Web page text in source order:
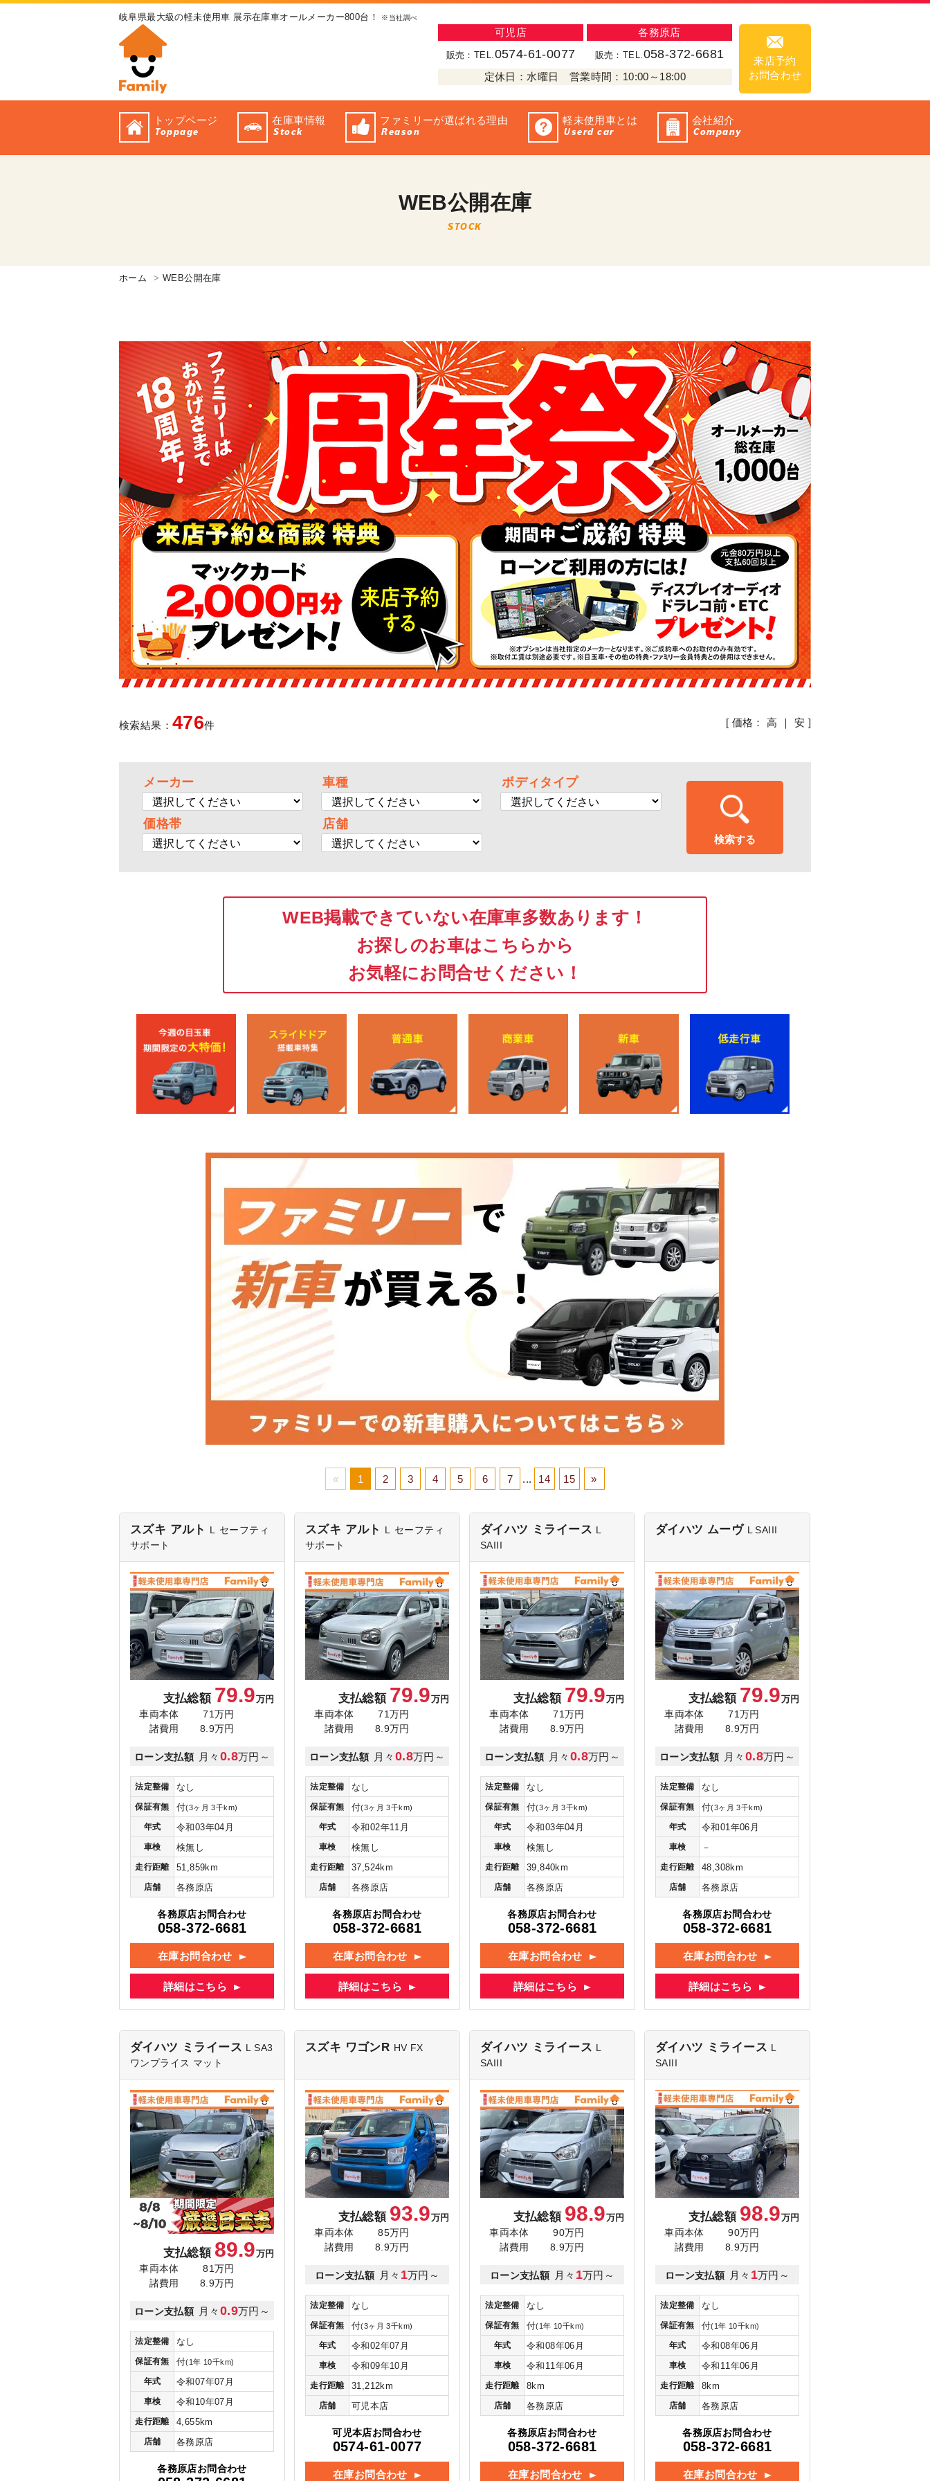
岐阜県最大級の軽未使用車 展示在庫車オールメーカー800台！ ※当社調べ
可児店
販売：TEL.0574-61-0077
各務原店
販売：TEL.058-372-6681
定休日：水曜日 営業時間：10:00～18:00
来店予約
お問合わせ
トップページ
Toppage
在庫車情報
Stock
ファミリーが選ばれる理由
Reason
軽未使用車とは
Userd car
会社紹介
Company
WEB公開在庫
STOCK
ホーム WEB公開在庫
検索結果： 476件 [ 価格：高 ｜ 安 ]
メーカー 車種 ボディタイプ
価格帯 店舗
WEB掲載できていない在庫車多数あります！
お探しのお車はこちらから
お気軽にお問合せください！
« 1 2 3 4 5 6 7 ... 14 15 »
スズキ アルト L セーフティ
サポート
支払総額 79.9万円
車両本体
71万円
諸費用
8.9万円
ローン支払額 月々 0.8万円～
法定整備 なし
保証有無 付(3ヶ月 3千km)
年式 令和03年04月
車検 検無し
走行距離 51,859km
店舗 各務原店
各務原店お問合わせ
058-372-6681
在庫お問合わせ
詳細はこちら
スズキ アルト L セーフティ
サポート
支払総額 79.9万円
車両本体
71万円
諸費用
8.9万円
ローン支払額 月々 0.8万円～
法定整備 なし
保証有無 付(3ヶ月 3千km)
年式 令和02年11月
車検 検無し
走行距離 37,524km
店舗 各務原店
各務原店お問合わせ
058-372-6681
在庫お問合わせ
詳細はこちら
ダイハツ ミライース L
SAIII
支払総額 79.9万円
車両本体
71万円
諸費用
8.9万円
ローン支払額 月々 0.8万円～
法定整備 なし
保証有無 付(3ヶ月 3千km)
年式 令和03年04月
車検 検無し
走行距離 39,840km
店舗 各務原店
各務原店お問合わせ
058-372-6681
在庫お問合わせ
詳細はこちら
ダイハツ ムーヴ L SAIII
支払総額 79.9万円
車両本体
71万円
諸費用
8.9万円
ローン支払額 月々 0.8万円～
法定整備 なし
保証有無 付(3ヶ月 3千km)
年式 令和01年06月
車検 －
走行距離 48,308km
店舗 各務原店
各務原店お問合わせ
058-372-6681
在庫お問合わせ
詳細はこちら
ダイハツ ミライース L SA3
ワンプライス マット
支払総額 89.9万円
車両本体
81万円
諸費用
8.9万円
ローン支払額 月々 0.9万円～
法定整備 なし
保証有無 付(1年 10千km)
年式 令和07年07月
車検 令和10年07月
走行距離 4,655km
店舗 各務原店
各務原店お問合わせ
スズキ ワゴンR HV FX
支払総額 93.9万円
車両本体
85万円
諸費用
8.9万円
ローン支払額 月々 1万円～
法定整備 なし
保証有無 付(3ヶ月 3千km)
年式 令和02年07月
車検 令和09年10月
走行距離 31,212km
店舗 可児本店
可児本店お問合わせ
0574-61-0077
在庫お問合わせ
ダイハツ ミライース L
SAIII
支払総額 98.9万円
車両本体
90万円
諸費用
8.9万円
ローン支払額 月々 1万円～
法定整備 なし
保証有無 付(1年 10千km)
年式 令和08年06月
車検 令和11年06月
走行距離 8km
店舗 各務原店
各務原店お問合わせ
058-372-6681
在庫お問合わせ
ダイハツ ミライース L
SAIII
支払総額 98.9万円
車両本体
90万円
諸費用
8.9万円
ローン支払額 月々 1万円～
法定整備 なし
保証有無 付(1年 10千km)
年式 令和08年06月
車検 令和11年06月
走行距離 8km
店舗 各務原店
各務原店お問合わせ
058-372-6681
在庫お問合わせ